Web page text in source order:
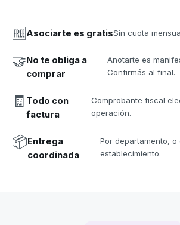
🆓Asociarte es gratisSin cuota
🤝No te obliga a
comprar
Anotarte es
Confirmás al final.
🧾 Todo con
factura
Comprobante fiscal
operación.
📦Entrega
coordinada
Por departamento,
establecimiento.